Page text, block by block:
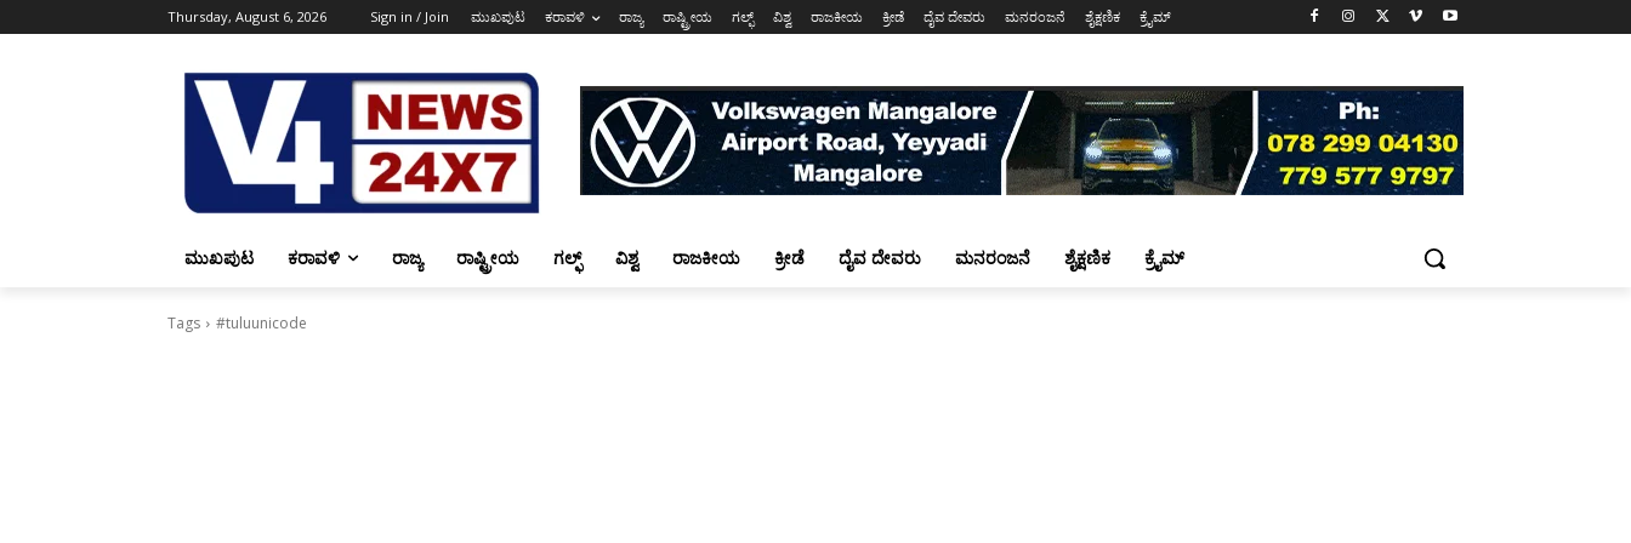
Thursday, August 6, 2026 Sign in / Join ಮುಖಪುಟ ಕರಾವಳಿ ರಾಜ್ಯ ರಾಷ್ಟ್ರೀಯ ಗಲ್ಫ್ ವಿಶ್ವ ರಾಜಕೀಯ ಕ್ರೀಡೆ ದೈವ ದೇವರು ಮನರಂಜನೆ ಶೈಕ್ಷಣಿಕ ಕ್ರೈಮ್
ಮುಖಪುಟ ಕರಾವಳಿ ರಾಜ್ಯ ರಾಷ್ಟ್ರೀಯ ಗಲ್ಫ್ ವಿಶ್ವ ರಾಜಕೀಯ ಕ್ರೀಡೆ ದೈವ ದೇವರು ಮನರಂಜನೆ ಶೈಕ್ಷಣಿಕ ಕ್ರೈಮ್
Tags #tuluunicode